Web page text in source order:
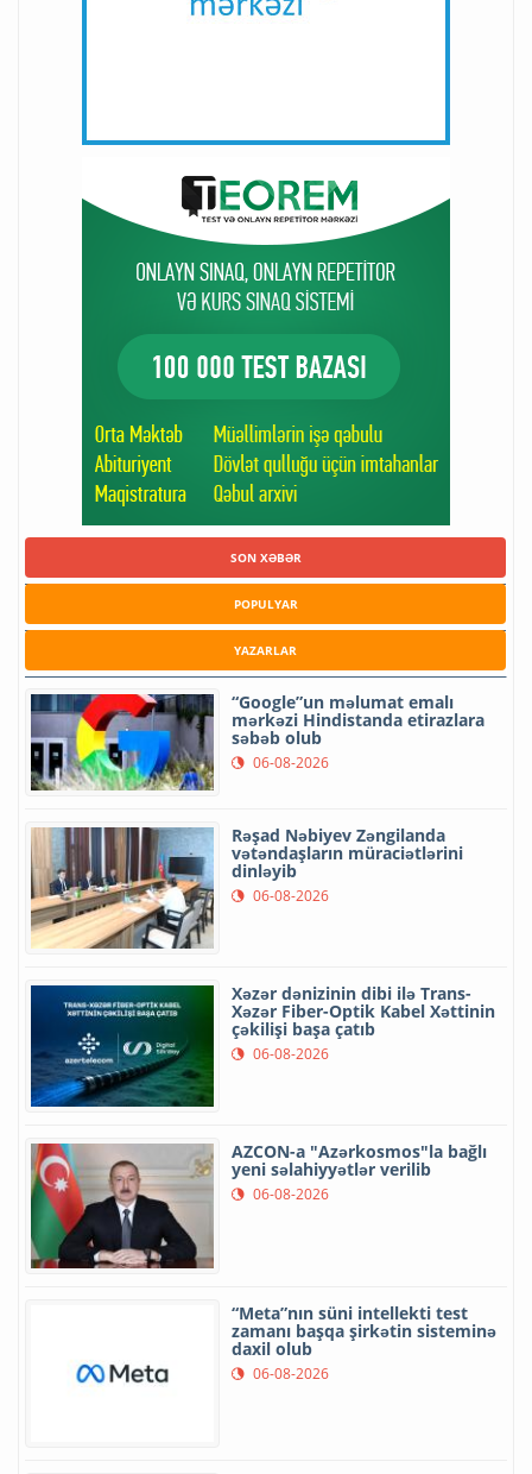
SON XƏBƏR
POPULYAR
YAZARLAR
“Google”un məlumat emalı
mərkəzi Hindistanda etirazlara
səbəb olub
06-08-2026
Rəşad Nəbiyev Zəngilanda
vətəndaşların müraciətlərini
dinləyib
06-08-2026
Xəzər dənizinin dibi ilə Trans-
Xəzər Fiber-Optik Kabel Xəttinin
çəkilişi başa çatıb
06-08-2026
AZCON-a "Azərkosmos"la bağlı
yeni səlahiyyətlər verilib
06-08-2026
“Meta”nın süni intellekti test
zamanı başqa şirkətin sisteminə
daxil olub
06-08-2026